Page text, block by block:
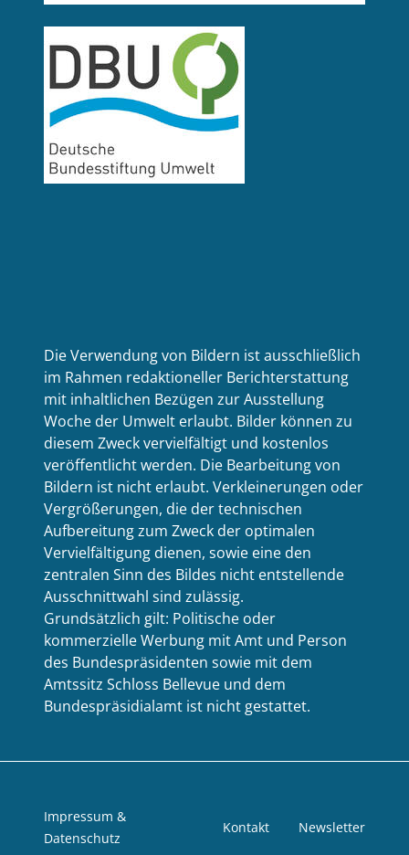
Die Verwendung von Bildern ist ausschließlich
im Rahmen redaktioneller Berichterstattung
mit inhaltlichen Bezügen zur Ausstellung
Woche der Umwelt erlaubt. Bilder können zu
diesem Zweck vervielfältigt und kostenlos
veröffentlicht werden. Die Bearbeitung von
Bildern ist nicht erlaubt. Verkleinerungen oder
Vergrößerungen, die der technischen
Aufbereitung zum Zweck der optimalen
Vervielfältigung dienen, sowie eine den
zentralen Sinn des Bildes nicht entstellende
Ausschnittwahl sind zulässig.
Grundsätzlich gilt: Politische oder
kommerzielle Werbung mit Amt und Person
des Bundespräsidenten sowie mit dem
Amtssitz Schloss Bellevue und dem
Bundespräsidialamt ist nicht gestattet.
Impressum &
Datenschutz
Kontakt Newsletter